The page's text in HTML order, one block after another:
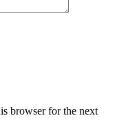
browser for the next